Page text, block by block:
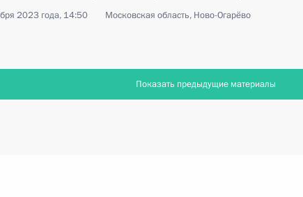
2023 года, 14:50 Московская область, Ново-Огарёво
Показать предыдущие материалы